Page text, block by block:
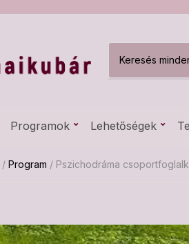
a
g
y
Programok Lehetőségek
/ Program / Pszichodráma